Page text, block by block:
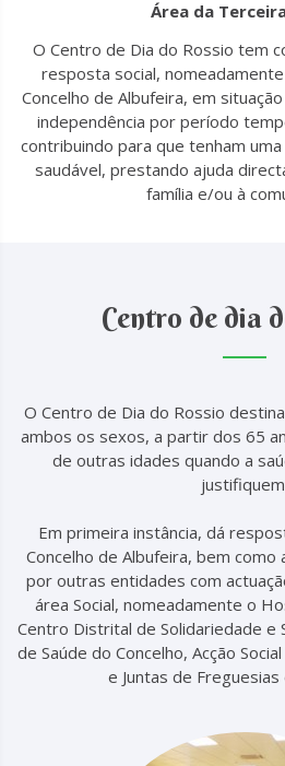
Área da
O Centro de Dia do Rossio tem
resposta social,
Concelho de Albufeira, em
independência por período
contribuindo para que tenham
saudável, prestando ajuda
família e/ou à
Centro de dia
O Centro de Dia do Rossio
ambos os sexos, a partir dos 65
de outras idades quando a
Em primeira instância, dá
Concelho de Albufeira, bem como
por outras entidades com
área Social, nomeadamente o
Centro Distrital de Solidariedade e
de Saúde do Concelho, Acção
e Juntas de